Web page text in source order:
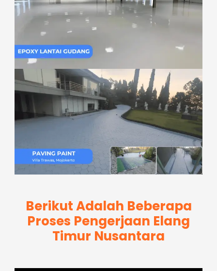
Berikut Adalah Beberapa
Proses Pengerjaan Elang
Timur Nusantara